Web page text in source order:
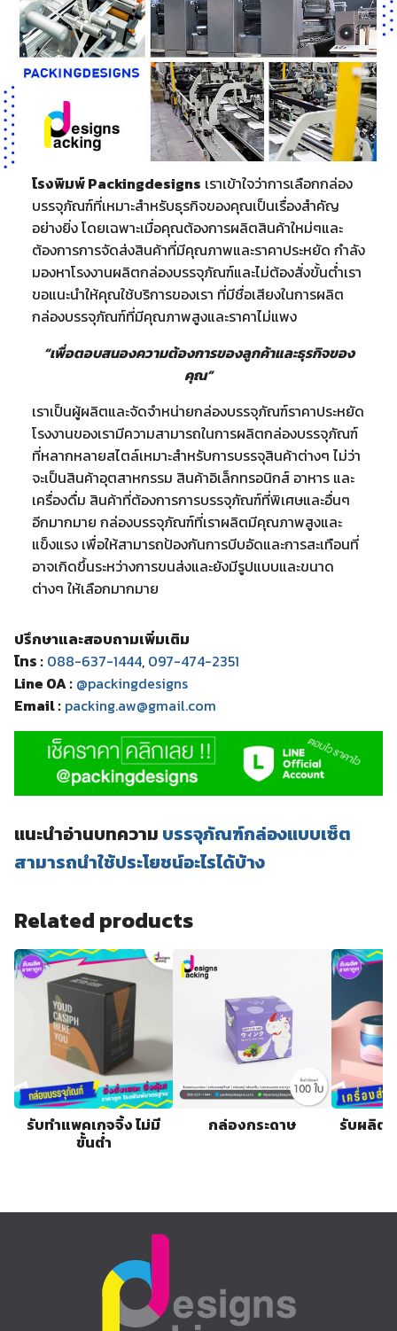
โรงพิมพ์ Packingdesigns เราเข้าใจว่าการเลือกกล่อง
บรรจุภัณฑ์ที่เหมาะสำหรับธุรกิจของคุณเป็นเรื่องสำคัญ
อย่างยิ่ง โดยเฉพาะเมื่อคุณต้องการผลิตสินค้าใหม่ๆและ
ต้องการการจัดส่งสินค้าที่มีคุณภาพและราคาประหยัด กำลัง
มองหาโรงงานผลิตกล่องบรรจุภัณฑ์และไม่ต้องสั่งขั้นต่ำเรา
ขอแนะนำให้คุณใช้บริการของเรา ที่มีชื่อเสียงในการผลิต
กล่องบรรจุภัณฑ์ที่มีคุณภาพสูงและราคาไม่แพง
“เพื่อตอบสนองความต้องการของลูกค้าและธุรกิจของ
คุณ”
เราเป็นผู้ผลิตและจัดจำหน่ายกล่องบรรจุภัณฑ์ราคาประหยัด
โรงงานของเรามีความสามารถในการผลิตกล่องบรรจุภัณฑ์
ที่หลากหลายสไตล์เหมาะสำหรับการบรรจุสินค้าต่างๆ ไม่ว่า
จะเป็นสินค้าอุตสาหกรรม สินค้าอิเล็กทรอนิกส์ อาหาร และ
เครื่องดื่ม สินค้าที่ต้องการการบรรจุภัณฑ์ที่พิเศษและอื่นๆ
อีกมากมาย กล่องบรรจุภัณฑ์ที่เราผลิตมีคุณภาพสูงและ
แข็งแรง เพื่อให้สามารถป้องกันการบีบอัดและการสะเทือนที่
อาจเกิดขึ้นระหว่างการขนส่งและยังมีรูปแบบและขนาด
ต่างๆ ให้เลือกมากมาย
ปรึกษาและสอบถามเพิ่มเติม
โทร : 088-637-1444, 097-474-2351
Line OA : @packingdesigns
Email : packing.aw@gmail.com
แนะนำอ่านบทความ บรรจุภัณฑ์กล่องแบบเซ็ต
สามารถนำใช้ประโยชน์อะไรได้บ้าง
Related products
รับทำแพคเกจจิ้ง ไม่มี
ขั้นต่ำ
กล่องกระดาษ
รับผลิต